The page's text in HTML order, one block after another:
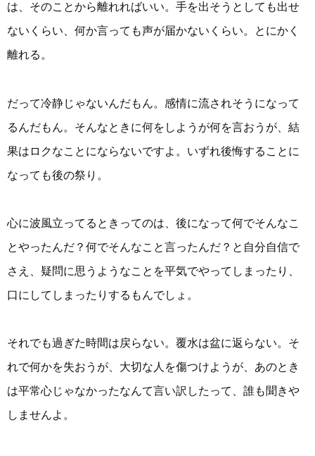
は、そのことから離れればいい。手を出そうとしても出せ
ないくらい、何か言っても声が届かないくらい。とにかく
離れる。
だって冷静じゃないんだもん。感情に流されそうになって
るんだもん。そんなときに何をしようが何を言おうが、結
果はロクなことにならないですよ。いずれ後悔することに
なっても後の祭り。
心に波風立ってるときってのは、後になって何でそんなこ
とやったんだ？何でそんなこと言ったんだ？と自分自信で
さえ、疑問に思うようなことを平気でやってしまったり、
口にしてしまったりするもんでしょ。
それでも過ぎた時間は戻らない。覆水は盆に返らない。そ
れで何かを失おうが、大切な人を傷つけようが、あのとき
は平常心じゃなかったなんて言い訳したって、誰も聞きや
しませんよ。